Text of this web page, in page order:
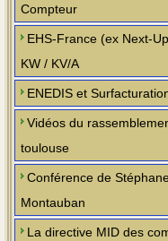
Compteur
EHS-France (ex Next-
KW / KV/A
ENEDIS et
Vidéos du
toulouse
Conférence de
Montauban
La directive MID des